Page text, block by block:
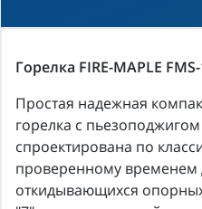
Горелка FIRE-MAPLE
Простая надежная
горелка с пьезоподжигом
спроектирована по
проверенному временем
откидывающихся